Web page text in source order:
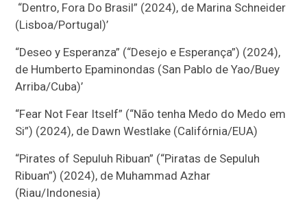
“Dentro, Fora Do Brasil” (2024), de Marina Schneider
(Lisboa/Portugal)’
“Deseo y Esperanza” (“Desejo e Esperança”) (2024),
de Humberto Epaminondas (San Pablo de Yao/Buey
Arriba/Cuba)’
“Fear Not Fear Itself” (“Não tenha Medo do Medo em
Si”) (2024), de Dawn Westlake (Califórnia/EUA)
“Pirates of Sepuluh Ribuan” (“Piratas de Sepuluh
Ribuan”) (2024), de Muhammad Azhar
(Riau/Indonesia)